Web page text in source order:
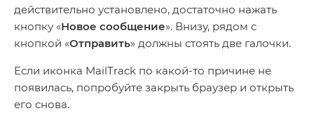
действительно установлено, достаточно нажать
кнопку «Новое сообщение». Внизу, рядом с
кнопкой «Отправить» должны стоять две галочки.
Если иконка MailTrack по какой-то причине не
появилась, попробуйте закрыть браузер и открыть
его снова.